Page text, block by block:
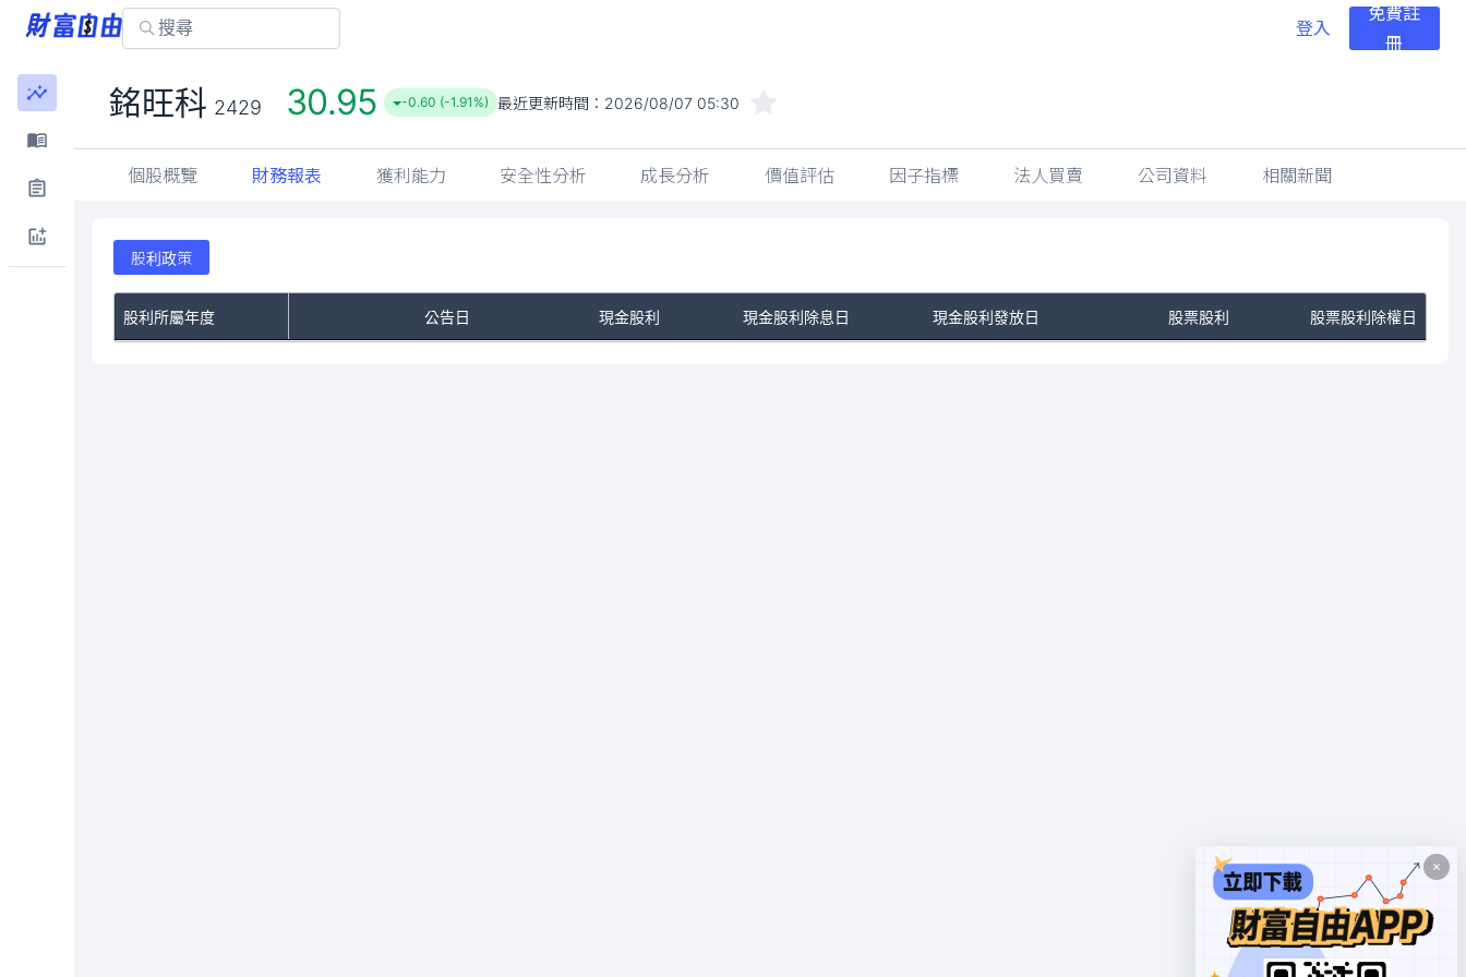
登入
免費註
冊
銘旺科 2429 30.95 -0.60 (-1.91%) 最近更新時間： 2026/08/07 05:30
個股概覽 財務報表 獲利能力 安全性分析 成長分析 價值評估 因子指標 法人買賣 公司資料 相關新聞
股利政策
股利所屬年度 公告日 現金股利 現金股利除息日 現金股利發放日 股票股利 股票股利除權日